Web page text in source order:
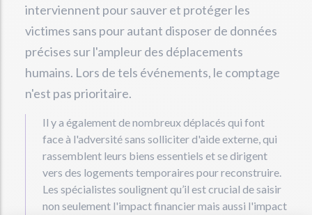
interviennent pour sauver et protéger les
victimes sans pour autant disposer de données
précises sur l'ampleur des déplacements
humains. Lors de tels événements, le comptage
n'est pas prioritaire.
Il y a également de nombreux déplacés qui font
face à l'adversité sans solliciter d'aide externe, qui
rassemblent leurs biens essentiels et se dirigent
vers des logements temporaires pour reconstruire.
Les spécialistes soulignent qu’il est crucial de saisir
non seulement l'impact financier mais aussi l'impact